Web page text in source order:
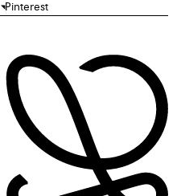
Pinterest